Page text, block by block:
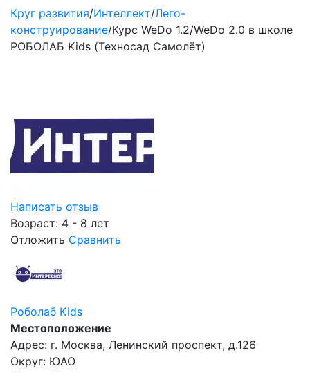
Круг развития/Интеллект/Лего-
конструирование/Курс WeDo 1.2/WeDo 2.0 в школе
РОБОЛАБ Kids (Техносад Самолёт)
Написать отзыв
Возраст: 4 - 8 лет
Отложить Сравнить
Роболаб Kids
Местоположение
Адрес: г. Москва, Ленинский проспект, д.126
Округ: ЮАО